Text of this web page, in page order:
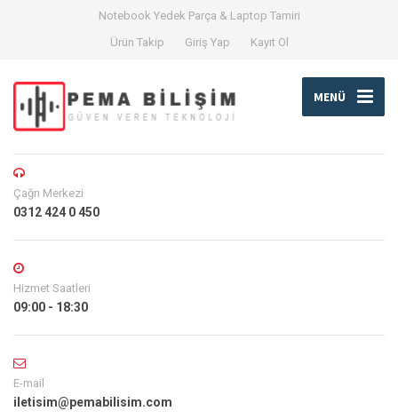
Notebook Yedek Parça & Laptop Tamiri
Ürün Takip
Giriş Yap Kayıt Ol
MENÜ
Çağrı Merkezi
0312 424 0 450
Hizmet Saatleri
09:00 - 18:30
E-mail
iletisim@pemabilisim.com